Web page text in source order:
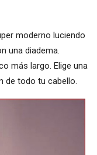
moderno luciendo
una diadema.
más largo. Elige una
de todo tu cabello.